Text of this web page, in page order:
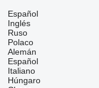
Español
Inglés
Ruso
Polaco
Alemán
Español
Italiano
Húngaro